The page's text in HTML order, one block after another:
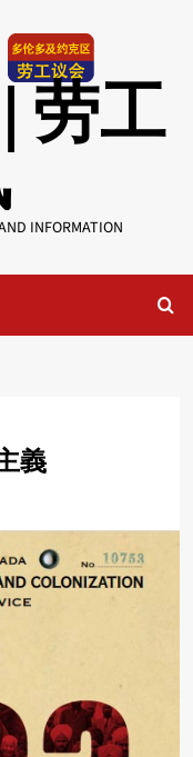
劳工
INFORMATION
義